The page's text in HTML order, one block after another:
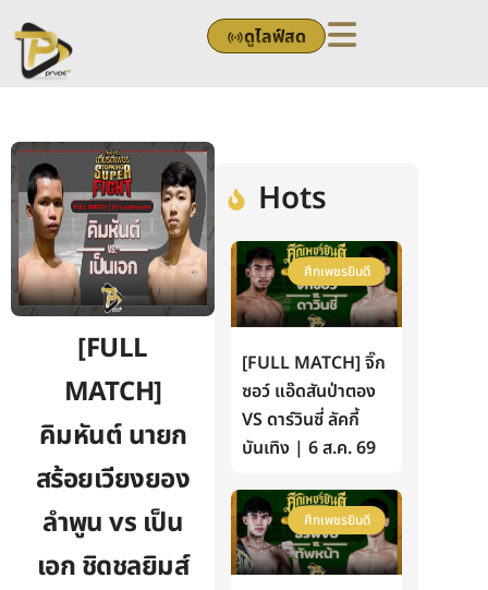
to
content
ดูไลฟ์สด
[FULL
MATCH]
คิมหันต์ นายก
สร้อยเวียงยอง
ลำพูน vs เป็น
เอก ชิดชลยิมส์
Hots
ศึกเพชรยินดี
[FULL MATCH] จิ๊ก
ซอว์ แอ๊ดสันป่าตอง
VS ดาร์วินซี่ ลัคกี้
บันเทิง | 6 ส.ค. 69
ศึกเพชรยินดี